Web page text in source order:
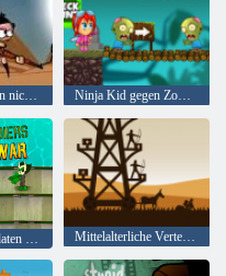
Zombies können nicht springen Ninja Kid gegen Zombies
Mittelalterliche Verteidigung Z